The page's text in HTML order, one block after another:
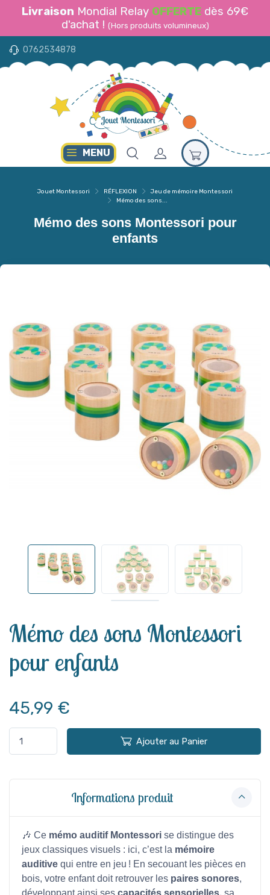
Livraison Mondial Relay OFFERTE dès 69€
d'achat ! (Hors produits volumineux)
0762534878
MENU
Jouet Montessori RÉFLEXION
Jeu de mémoire Montessori
Mémo des sons...
Mémo des sons Montessori pour
enfants
Mémo des sons Montessori
pour enfants
45,99 €
Ajouter au Panier
Informations produit
🎶 Ce mémo auditif Montessori se distingue des
jeux classiques visuels : ici, c’est la mémoire
auditive qui entre en jeu ! En secouant les pièces en
bois, votre enfant doit retrouver les paires sonores,
développant ainsi ses capacités sensorielles, sa